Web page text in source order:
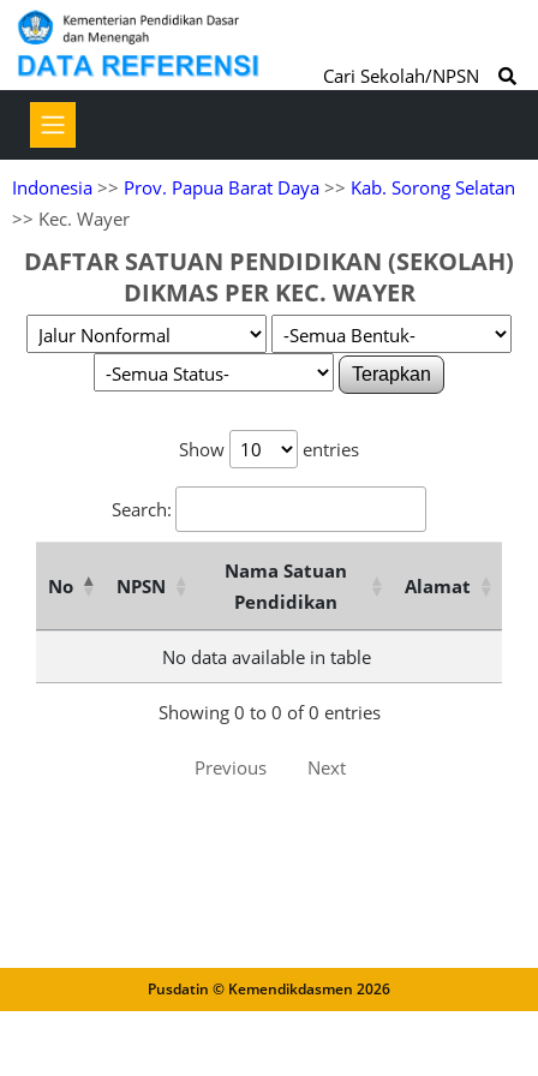
Cari Sekolah/NPSN
Indonesia >> Prov. Papua Barat Daya >> Kab. Sorong Selatan
>> Kec. Wayer
DAFTAR SATUAN PENDIDIKAN (SEKOLAH)
DIKMAS PER KEC. WAYER
Terapkan
Show entries
Search:
No NPSN
Nama Satuan
Pendidikan
Alamat
No data available in table
Showing 0 to 0 of 0 entries
Previous Next
Pusdatin © Kemendikdasmen 2026